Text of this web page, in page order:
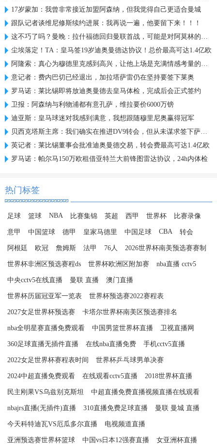
17岁蒙加：我曾非常接近加盟阿森纳，但我觉得自己更适合曼城
跟队记者谈维尼修斯续约进展：我再说一遍，他要留下来！！！
这不巧了吗？曼晚：拉什福德回归曼联首战，可能是对阿莫林的米兰
尘埃落定！TA：皇马签19岁迪奥曼德达协议！总价最高可达1.4亿欧
阿隆索：真心为穆德里克感到高兴，让他上场是充满情感考量的决定
意记者：费内巴切已经退出，加拉塔萨雷仍在坚持要签下莱奥
罗马诺：莱比锡即将放迪奥曼德去皇马体检，完成后会正式签约
卫报：阿森纳与利物浦都有意孔萨，维拉要价6000万镑
迪亚斯：皇马球迷对我感到满意，我想跟随穆里尼奥赢得冠军
贝西克塔斯主席：我们确实在推进DV9转会，但从未谋求签下萨拉赫
英记者：莱比锡董事会批准迪奥曼德交易，转会费最高可达1.4亿欧
罗马诺：帕尔马150万欧租借亚特兰大前锋图雷达协议，24h内体检
热门标签
足球 篮球 NBA 比赛集锦 英超 西甲 世界杯 比赛录像
意甲 中国篮球 德甲 皇家马德里 中国足球 CBA 转会
阿根廷 欧冠 詹姆斯 法甲 76人 2026世界杯南美预选赛赛制
世界杯非洲区预选赛程ds 世界杯欧洲区附加赛 nba直播 cctv5
中央cctv5在线直播 曼联 直播 澳门直播
世界杯历届冠亚军一览表 世界杯预选赛2022赛程表
2027女足世界杯预选赛 卡塔尔世界杯南美区预选赛排名
nba全明星赛直播免费观看 中国男篮世界杯直播 卫视直播网
360足球直播无插件直播 在线nba直播免费 手机cctv5直播
2022女足世界杯赛程表时间 世界杯乒乓球男单决赛
2024中超直播免费观看 在线观看cctv5直播 2018世界杯直播
民主刚果VS乌兹别克斯坦 中超直播免费直播视频直播在线观看
nbajrs直播(无插件)直播 310直播免费足球直播 曼联 曼城 直播
今天科特迪瓦VS厄瓜多尔直播 电视频道直播
亚洲预选赛世界杯篮球 中国vs日本12强赛直播 女亚洲杯直播